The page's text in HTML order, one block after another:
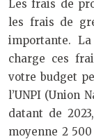
Les frais de
les frais de
importante.
charge ces
votre budget
l’UNPI (Union
datant de
moyenne 2